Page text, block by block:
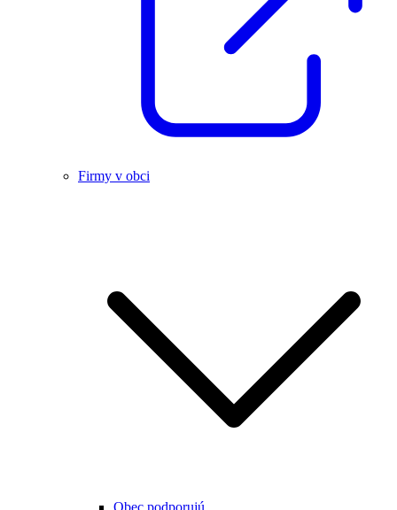
Firmy v obci